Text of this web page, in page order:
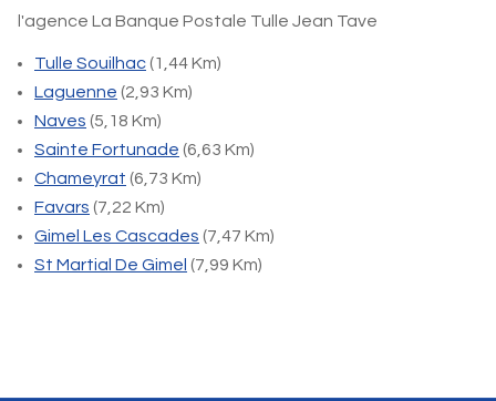
l'agence La Banque Postale Tulle Jean Tave
Tulle Souilhac(1,44 Km)
Laguenne (2,93 Km)
Naves (5,18 Km)
Sainte Fortunade (6,63 Km)
Chameyrat (6,73 Km)
Favars (7,22 Km)
Gimel Les Cascades (7,47 Km)
St Martial De Gimel (7,99 Km)